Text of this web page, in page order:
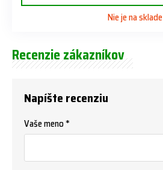
Nie je na sklade
Recenzie zákazníkov
Napíšte recenziu
Vaše meno *